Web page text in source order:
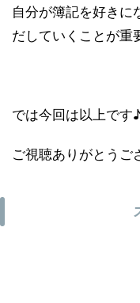
自分が簿記を好きに
だしていくことが重
では今回は以上です
ご視聴ありがとうご